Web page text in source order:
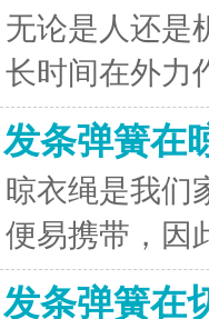
无论是人还是
长时间在外力
发条弹簧在
晾衣绳是我们
便易携带，因
发条弹簧在